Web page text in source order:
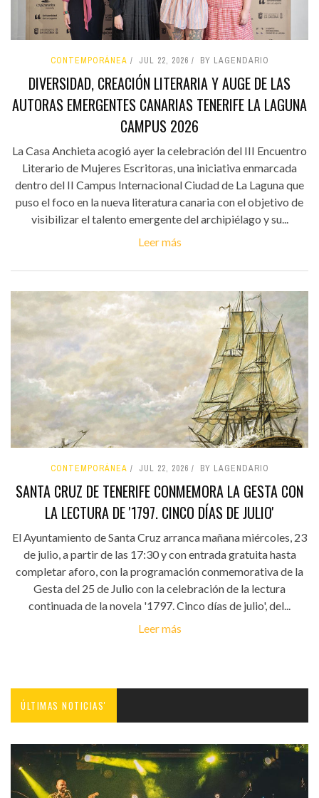
CONTEMPORÁNEA JUL 22, 2026 BY LAGENDARIO
DIVERSIDAD, CREACIÓN LITERARIA Y AUGE DE LAS
AUTORAS EMERGENTES CANARIAS TENERIFE LA LAGUNA
CAMPUS 2026
La Casa Anchieta acogió ayer la celebración del III Encuentro
Literario de Mujeres Escritoras, una iniciativa enmarcada
dentro del II Campus Internacional Ciudad de La Laguna que
puso el foco en la nueva literatura canaria con el objetivo de
visibilizar el talento emergente del archipiélago y su...
Leer más
CONTEMPORÁNEA JUL 22, 2026 BY LAGENDARIO
SANTA CRUZ DE TENERIFE CONMEMORA LA GESTA CON
LA LECTURA DE '1797. CINCO DÍAS DE JULIO'
El Ayuntamiento de Santa Cruz arranca mañana miércoles, 23
de julio, a partir de las 17:30 y con entrada gratuita hasta
completar aforo, con la programación conmemorativa de la
Gesta del 25 de Julio con la celebración de la lectura
continuada de la novela '1797. Cinco días de julio', del...
Leer más
ÚLTIMAS NOTICIAS'